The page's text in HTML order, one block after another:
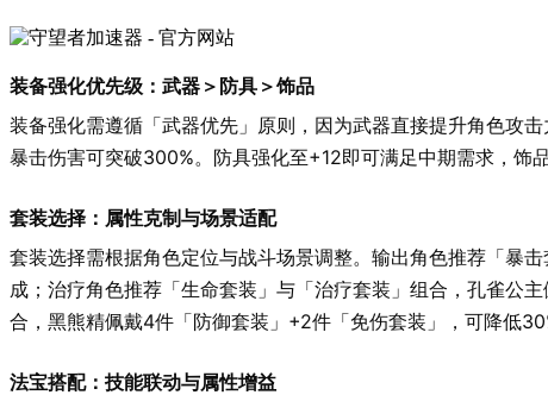
装备强化优先级：武器＞防具＞饰品
装备强化需遵循「武器优先」原则，因为武器直接提升角色攻
暴击伤害可突破300%。防具强化至+12即可满足中期需求，饰
套装选择：属性克制与场景适配
套装选择需根据角色定位与战斗场景调整。输出角色推荐「暴
成；治疗角色推荐「生命套装」与「治疗套装」组合，孔雀公
合，黑熊精佩戴4件「防御套装」+2件「免伤套装」，可降低
法宝搭配：技能联动与属性增益